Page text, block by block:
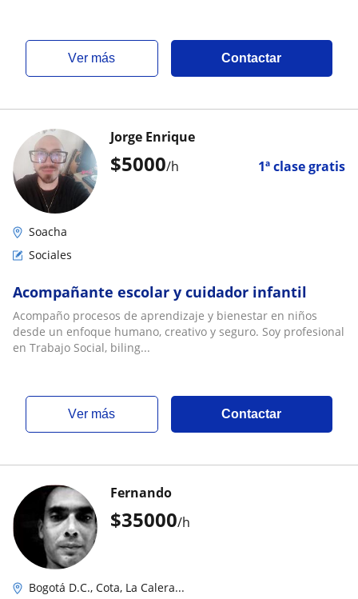
ver más Contactar
$5000/h 1ª clase gratis
Jorge Enrique
Soacha
Sociales
Acompañante escolar y cuidador infantil
Acompaño procesos de aprendizaje y bienestar en niños
desde un enfoque humano, creativo y seguro. Soy profesional
en Trabajo Social, biling...
ver más Contactar
$35000/h
Fernando
Bogotá D.C., Cota, La Calera...